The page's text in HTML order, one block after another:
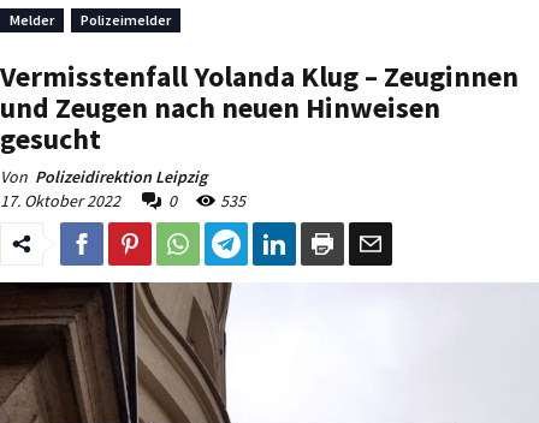
Melder Polizeimelder
Vermisstenfall Yolanda Klug – Zeuginnen
und Zeugen nach neuen Hinweisen
gesucht
Von Polizeidirektion Leipzig
17. Oktober 2022
0 535